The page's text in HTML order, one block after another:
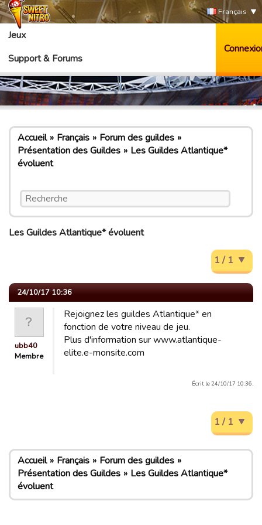
Français
Jeux
Support & Forums
Accueil Français
Forum des guildes
Présentation des Guildes
Les Guildes Atlantique*
évoluent
Les Guildes Atlantique* évoluent
1 / 1
24/10/17 10:36
ubb40
Membre
Rejoignez les guildes Atlantique* en
fonction de votre niveau de jeu.
Plus d'information sur www.atlantique-
elite.e-monsite.com
Écrit le 24/10/17 10:36.
1 / 1
Accueil Français
Forum des guildes
Présentation des Guildes
Les Guildes Atlantique*
évoluent